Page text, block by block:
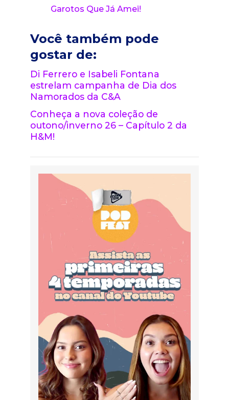
Garotos Que Já Amei!
Você também pode
gostar de:
Di Ferrero e Isabeli Fontana
estrelam campanha de Dia dos
Namorados da C&A
Conheça a nova coleção de
outono/inverno 26 – Capítulo 2 da
H&M!